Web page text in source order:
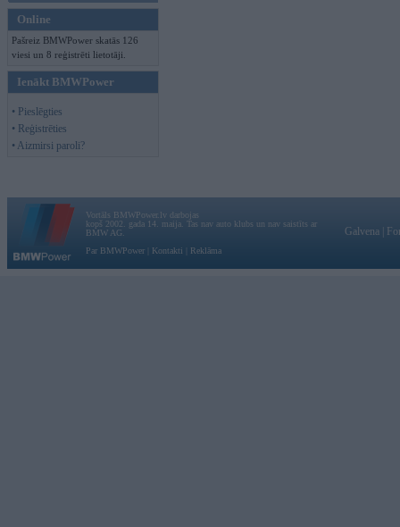
Online
Pašreiz BMWPower skatās 126
viesi un 8 reģistrēti lietotāji.
Ienākt BMWPower
• Pieslēgties
• Reģistrēties
• Aizmirsi paroli?
Vortāls BMWPower.lv darbojas
kopš 2002. gada 14. maija. Tas nav auto klubs un nav saistīts ar
BMW AG.
Par BMWPower
Kontakti Reklāma
Galvena